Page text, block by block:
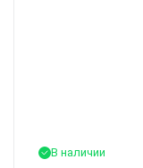
В наличии